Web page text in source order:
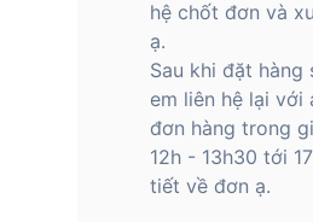
hệ chốt đơn và
ạ.
Sau khi đặt hàng
em liên hệ lại với
đơn hàng trong
12h - 13h30 tới
tiết về đơn ạ.